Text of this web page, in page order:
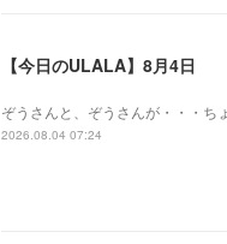
【今日のULALA】8月4日
ぞうさんと、ぞうさんが・・・ち
2026.08.04 07:24